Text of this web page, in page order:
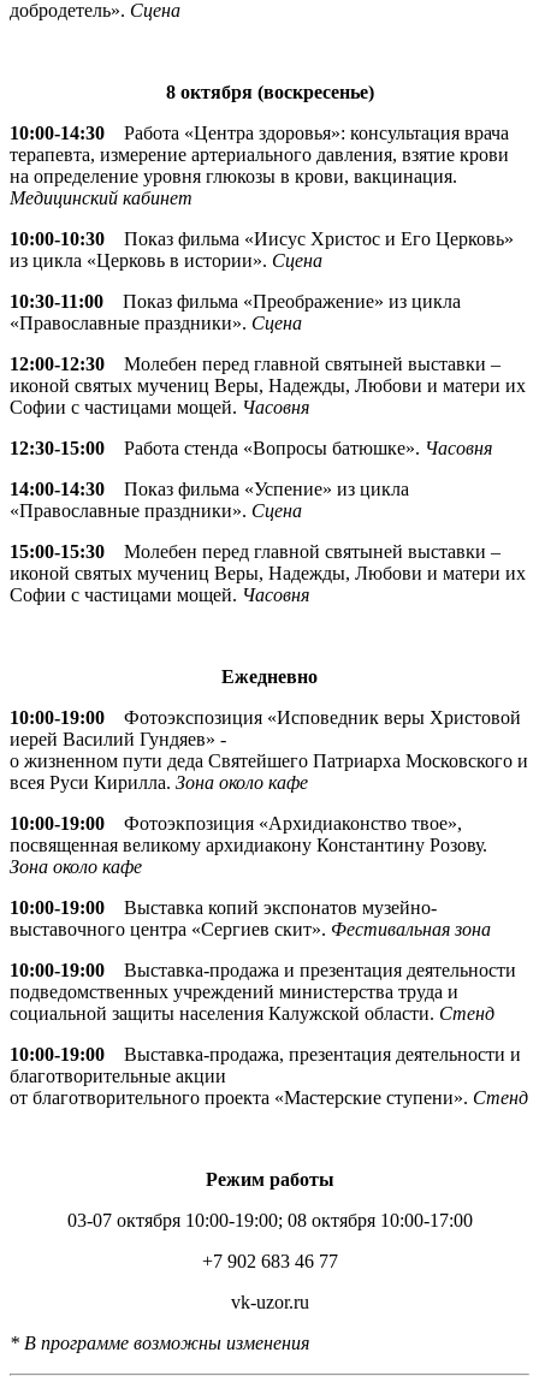
добродетель». Сцена
8 октября (воскресенье)
10:00-14:30 Работа «Центра здоровья»: консультация врача
терапевта, измерение артериального давления, взятие крови
на определение уровня глюкозы в крови, вакцинация.
Медицинский кабинет
10:00-10:30 Показ фильма «Иисус Христос и Его Церковь»
из цикла «Церковь в истории». Сцена
10:30-11:00 Показ фильма «Преображение» из цикла
«Православные праздники». Сцена
12:00-12:30 Молебен перед главной святыней выставки –
иконой святых мучениц Веры, Надежды, Любови и матери их
Софии с частицами мощей. Часовня
12:30-15:00 Работа стенда «Вопросы батюшке». Часовня
14:00-14:30 Показ фильма «Успение» из цикла
«Православные праздники». Сцена
15:00-15:30 Молебен перед главной святыней выставки –
иконой святых мучениц Веры, Надежды, Любови и матери их
Софии с частицами мощей. Часовня
Ежедневно
10:00-19:00 Фотоэкспозиция «Исповедник веры Христовой
иерей Василий Гундяев» -
о жизненном пути деда Святейшего Патриарха Московского и
всея Руси Кирилла. Зона около кафе
10:00-19:00 Фотоэкпозиция «Архидиаконство твое»,
посвященная великому архидиакону Константину Розову.
Зона около кафе
10:00-19:00 Выставка копий экспонатов музейно-
выставочного центра «Сергиев скит». Фестивальная зона
10:00-19:00 Выставка-продажа и презентация деятельности
подведомственных учреждений министерства труда и
социальной защиты населения Калужской области. Стенд
10:00-19:00 Выставка-продажа, презентация деятельности и
благотворительные акции
от благотворительного проекта «Мастерские ступени». Стенд
Режим работы
03-07 октября 10:00-19:00; 08 октября 10:00-17:00
+7 902 683 46 77
vk-uzor.ru
* В программе возможны изменения